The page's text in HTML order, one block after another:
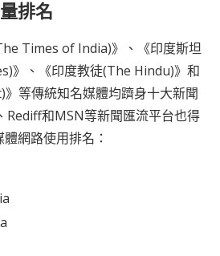
排名
Times of India)》、《印度斯坦
》、《印度教徒(The Hindu)》和
》等傳統知名媒體均躋身十大新聞
Rediff和MSN等新聞匯流平台也得
網路使用排名：